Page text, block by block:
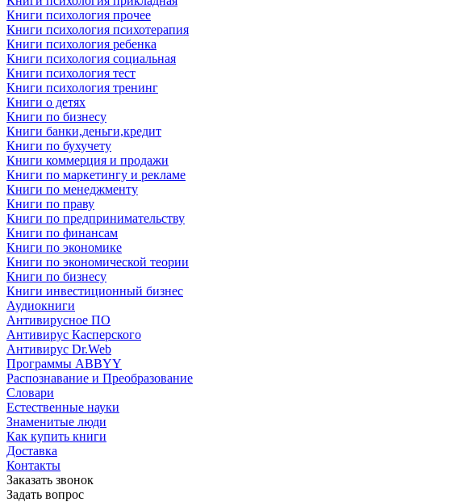
Книги психология прочее
Книги психология психотерапия
Книги психология ребенка
Книги психология социальная
Книги психология тест
Книги психология тренинг
Книги о детях
Книги по бизнесу
Книги банки,деньги,кредит
Книги по бухучету
Книги коммерция и продажи
Книги по маркетингу и рекламе
Книги по менеджменту
Книги по праву
Книги по предпринимательству
Книги по финансам
Книги по экономике
Книги по экономической теории
Книги по бизнесу
Книги инвестиционный бизнес
Аудиокниги
Антивирусное ПО
Антивирус Касперского
Антивирус Dr.Web
Программы ABBYY
Распознавание и Преобразование
Словари
Естественные науки
Знаменитые люди
Как купить книги
Доставка
Контакты
Заказать звонок
Задать вопрос